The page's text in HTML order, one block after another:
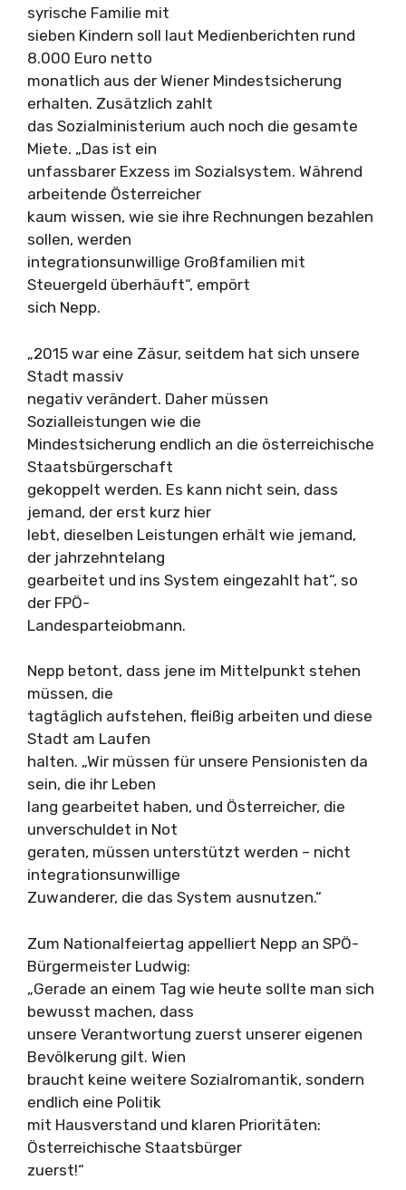
syrische Familie mit
sieben Kindern soll laut Medienberichten rund
8.000 Euro netto
monatlich aus der Wiener Mindestsicherung
erhalten. Zusätzlich zahlt
das Sozialministerium auch noch die gesamte
Miete. „Das ist ein
unfassbarer Exzess im Sozialsystem. Während
arbeitende Österreicher
kaum wissen, wie sie ihre Rechnungen bezahlen
sollen, werden
integrationsunwillige Großfamilien mit
Steuergeld überhäuft“, empört
sich Nepp.
„2015 war eine Zäsur, seitdem hat sich unsere
Stadt massiv
negativ verändert. Daher müssen
Sozialleistungen wie die
Mindestsicherung endlich an die österreichische
Staatsbürgerschaft
gekoppelt werden. Es kann nicht sein, dass
jemand, der erst kurz hier
lebt, dieselben Leistungen erhält wie jemand,
der jahrzehntelang
gearbeitet und ins System eingezahlt hat“, so
der FPÖ-
Landesparteiobmann.
Nepp betont, dass jene im Mittelpunkt stehen
müssen, die
tagtäglich aufstehen, fleißig arbeiten und diese
Stadt am Laufen
halten. „Wir müssen für unsere Pensionisten da
sein, die ihr Leben
lang gearbeitet haben, und Österreicher, die
unverschuldet in Not
geraten, müssen unterstützt werden – nicht
integrationsunwillige
Zuwanderer, die das System ausnutzen.“
Zum Nationalfeiertag appelliert Nepp an SPÖ-
Bürgermeister Ludwig:
„Gerade an einem Tag wie heute sollte man sich
bewusst machen, dass
unsere Verantwortung zuerst unserer eigenen
Bevölkerung gilt. Wien
braucht keine weitere Sozialromantik, sondern
endlich eine Politik
mit Hausverstand und klaren Prioritäten:
Österreichische Staatsbürger
zuerst!“